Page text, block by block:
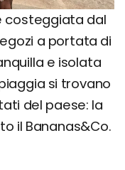
costeggiata dal
a portata di
e isolata
si trovano
del paese: la
il Bananas&Co.